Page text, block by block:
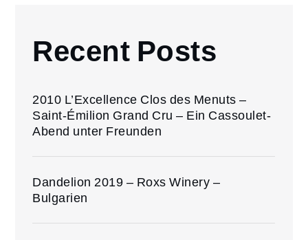
Recent Posts
2010 L’Excellence Clos des Menuts –
Saint-Émilion Grand Cru – Ein Cassoulet-
Abend unter Freunden
Dandelion 2019 – Roxs Winery –
Bulgarien